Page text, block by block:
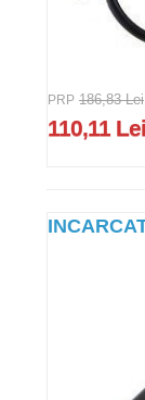
PRP 186,83 Lei
110,11 Lei